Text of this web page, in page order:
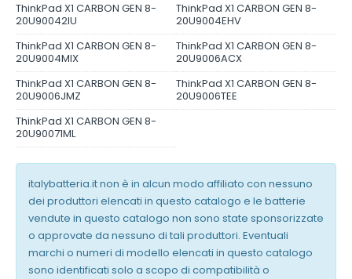
ThinkPad X1 CARBON GEN 8-
20U90042IU
ThinkPad X1 CARBON GEN 8-
20U9004EHV
ThinkPad X1 CARBON GEN 8-
20U9004MIX
ThinkPad X1 CARBON GEN 8-
20U9006ACX
ThinkPad X1 CARBON GEN 8-
20U9006JMZ
ThinkPad X1 CARBON GEN 8-
20U9006TEE
ThinkPad X1 CARBON GEN 8-
20U90071ML
italybatteria.it non è in alcun modo affiliato con nessuno
dei produttori elencati in questo catalogo e le batterie
vendute in questo catalogo non sono state sponsorizzate
o approvate da nessuno di tali produttori. Eventuali
marchi o numeri di modello elencati in questo catalogo
sono identificati solo a scopo di compatibilità o